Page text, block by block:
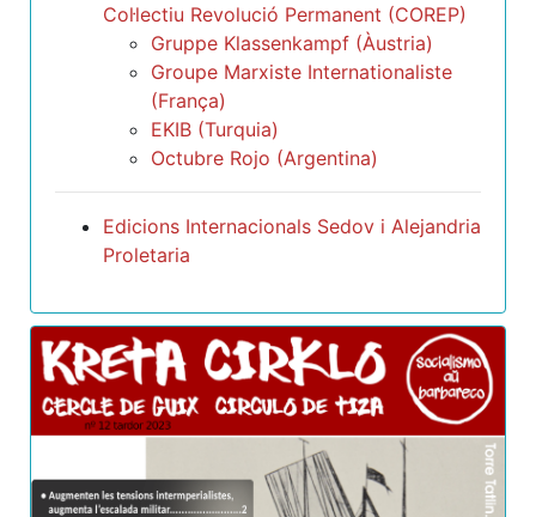
Col·lectiu Revolució Permanent (COREP)
Gruppe Klassenkampf (Àustria)
Groupe Marxiste Internationaliste
(França)
EKIB (Turquia)
Octubre Rojo (Argentina)
Edicions Internacionals Sedov i Alejandria
Proletaria